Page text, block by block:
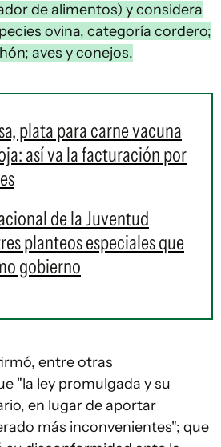
de alimentos) y considera
ovina, categoría cordero;
aves y conejos.
plata para carne vacuna
así va la facturación por
de la Juventud
planteos especiales que
gobierno
entre otras
"la ley promulgada y su
en lugar de aportar
más inconvenientes"; que